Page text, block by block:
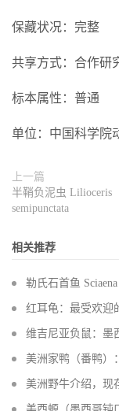
保藏状况：完整
共享方式：合作研
标本属性：普通
单位：中国科学院
上一篇
半鞘负泥虫 Lilioceris
semipunctata
相关推荐
勒氏石首鱼
红耳龟：最受欢迎
维吉尼亚负鼠：墨
美洲家鸭（番鸭）
美洲野牛介绍，现